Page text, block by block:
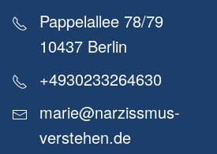
Pappelallee 78/79
10437 Berlin
+4930233264630
marie@narzissmus-
verstehen.de